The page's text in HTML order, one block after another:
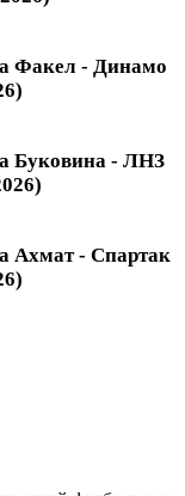
Факел - Динамо
Буковина - ЛНЗ
Ахмат - Спартак